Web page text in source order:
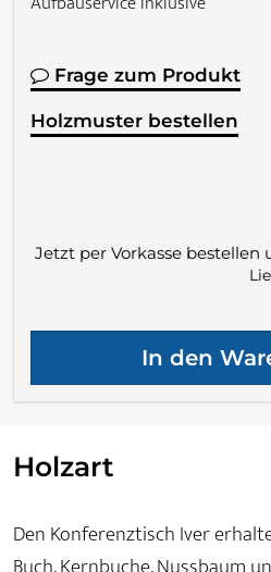
Frage zum Produkt
Holzmuster bestellen
Jetzt per Vorkasse bestellen
Holzart
Den Konferenztisch Iver